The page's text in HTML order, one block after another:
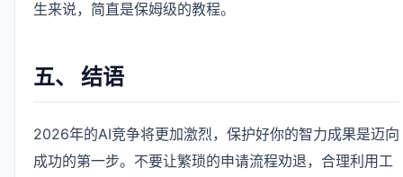
生来说，简直是保姆级的教程。
五、 结语
2026年的AI竞争将更加激烈，保护好你的智力成果是迈向
成功的第一步。不要让繁琐的申请流程劝退，合理利用工